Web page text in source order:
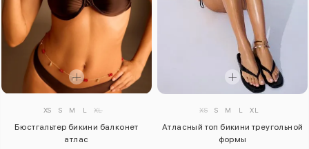
XS S M L XL
Бюстгальтер бикини балконет
атлас
XS S M L XL
Атласный топ бикини треугольной
формы